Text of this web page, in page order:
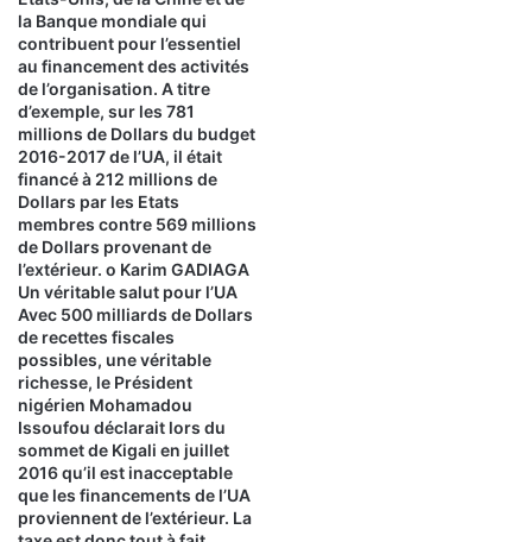
la Banque mondiale qui
contribuent pour l’essentiel
au financement des activités
de l’organisation. A titre
d’exemple, sur les 781
millions de Dollars du budget
2016-2017 de l’UA, il était
financé à 212 millions de
Dollars par les Etats
membres contre 569 millions
de Dollars provenant de
l’extérieur. o Karim GADIAGA
Un véritable salut pour l’UA
Avec 500 milliards de Dollars
de recettes fiscales
possibles, une véritable
richesse, le Président
nigérien Mohamadou
Issoufou déclarait lors du
sommet de Kigali en juillet
2016 qu’il est inacceptable
que les financements de l’UA
proviennent de l’extérieur. La